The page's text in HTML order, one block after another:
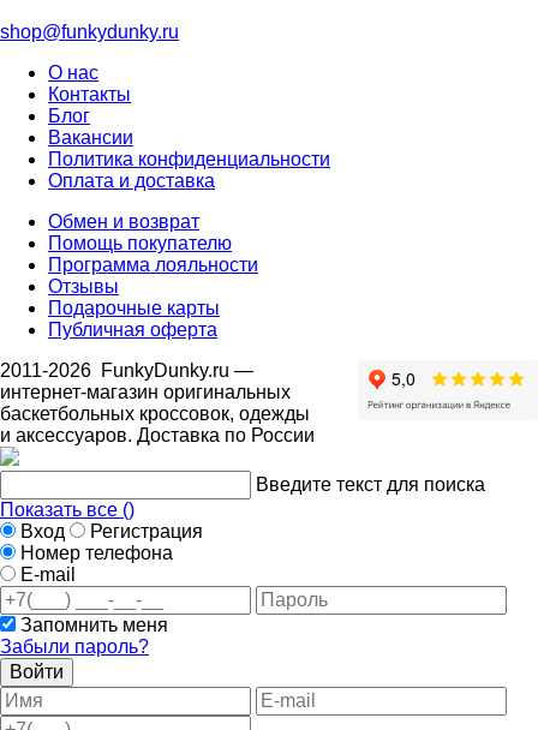
shop@funkydunky.ru
О нас
Контакты
Блог
Вакансии
Политика конфиденциальности
Оплата и доставка
Обмен и возврат
Помощь покупателю
Программа лояльности
Отзывы
Подарочные карты
Публичная оферта
2011-2026 FunkyDunky.ru —
интернет-магазин оригинальных
баскетбольных кроссовок, одежды
и аксессуаров. Доставка по России
Введите текст для поиска
Показать все ()
Вход
Регистрация
Номер телефона
E-mail
Запомнить меня
Забыли пароль?
Войти